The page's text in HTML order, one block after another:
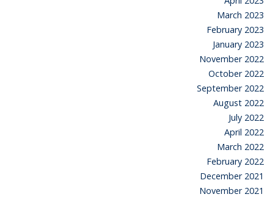
March 2023
February 2023
January 2023
November 2022
October 2022
September 2022
August 2022
July 2022
April 2022
March 2022
February 2022
December 2021
November 2021